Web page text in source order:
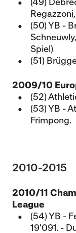
(49)
Regazzoni,
(50) YB -
Spiel)
(51)
2009/10
(52)
(53) YB -
Frimpong.
2010-2015
2010/11
League
(54) YB -
19'091. -